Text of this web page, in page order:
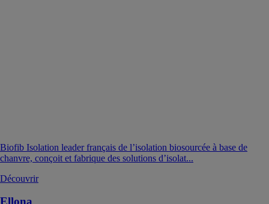
Biofib Isolation leader français de l’isolation biosourcée à base de
chanvre, conçoit et fabrique des solutions d’isolat...
Découvrir